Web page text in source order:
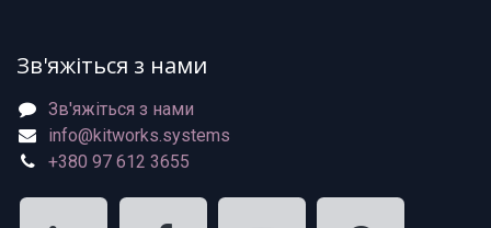
Зв'яжіться з нами
Зв'яжіться з нами
info@kitworks.systems
+380 97 612 3655